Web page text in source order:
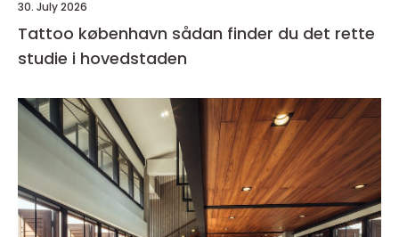
30. July 2026
Tattoo københavn sådan finder du det rette
studie i hovedstaden